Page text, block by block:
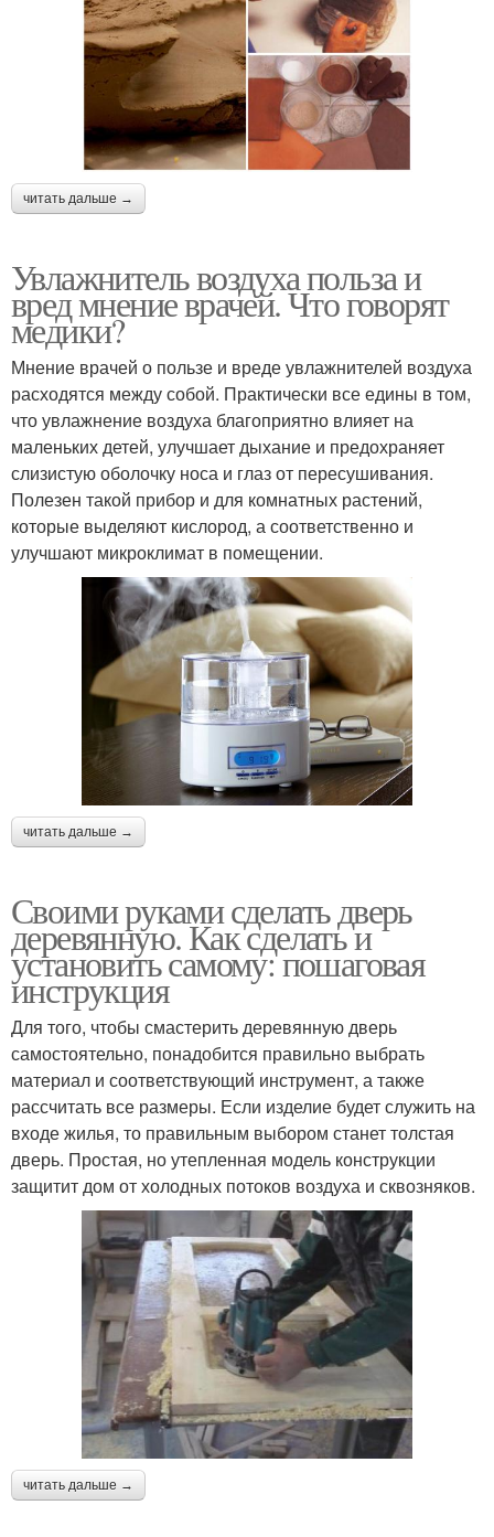
читать дальше →
Увлажнитель воздуха польза и
вред мнение врачей. Что говорят
медики?
Мнение врачей о пользе и вреде увлажнителей воздуха
расходятся между собой. Практически все едины в том,
что увлажнение воздуха благоприятно влияет на
маленьких детей, улучшает дыхание и предохраняет
слизистую оболочку носа и глаз от пересушивания.
Полезен такой прибор и для комнатных растений,
которые выделяют кислород, а соответственно и
улучшают микроклимат в помещении.
читать дальше →
Своими руками сделать дверь
деревянную. Как сделать и
установить самому: пошаговая
инструкция
Для того, чтобы смастерить деревянную дверь
самостоятельно, понадобится правильно выбрать
материал и соответствующий инструмент, а также
рассчитать все размеры. Если изделие будет служить на
входе жилья, то правильным выбором станет толстая
дверь. Простая, но утепленная модель конструкции
защитит дом от холодных потоков воздуха и сквозняков.
читать дальше →